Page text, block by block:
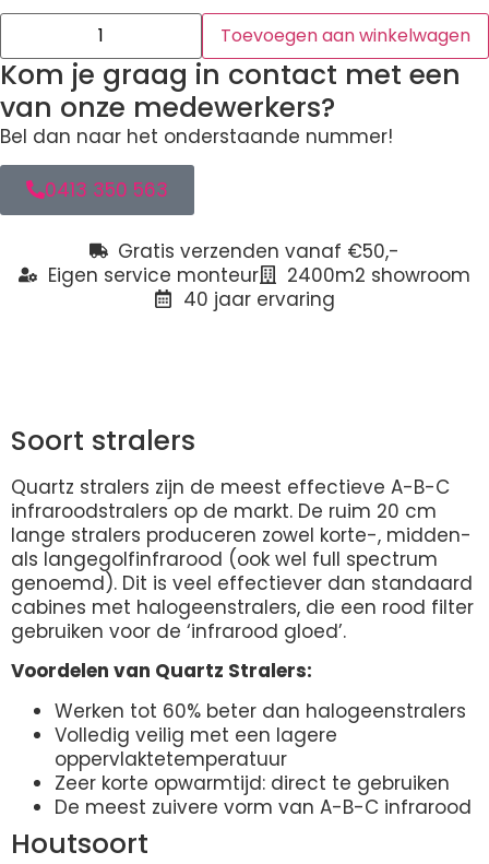
Toevoegen aan winkelwagen
Kom je graag in contact met een
van onze medewerkers?
Bel dan naar het onderstaande nummer!
0413 350 563
Gratis verzenden vanaf €50,-
Eigen service monteur
2400m2 showroom
40 jaar ervaring
Soort stralers
Quartz stralers zijn de meest effectieve A-B-C
infraroodstralers op de markt. De ruim 20 cm
lange stralers produceren zowel korte-, midden-
als langegolfinfrarood (ook wel full spectrum
genoemd). Dit is veel effectiever dan standaard
cabines met halogeenstralers, die een rood filter
gebruiken voor de ‘infrarood gloed’.
Voordelen van Quartz Stralers:
Werken tot 60% beter dan halogeenstralers
Volledig veilig met een lagere
oppervlaktetemperatuur
Zeer korte opwarmtijd: direct te gebruiken
De meest zuivere vorm van A-B-C infrarood
Houtsoort